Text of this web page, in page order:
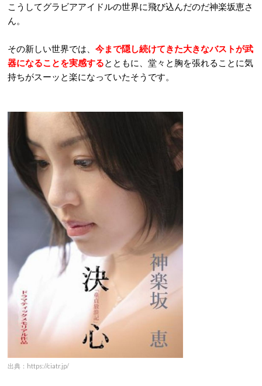
こうしてグラビアアイドルの世界に飛び込んだのだ神楽坂恵さ
ん。
その新しい世界では、 今まで隠し続けてきた大きなバストが武
器になることを実感するとともに、堂々と胸を張れることに気
持ちがスーッと楽になっていたそうです。
出典：https://ciatr.jp/